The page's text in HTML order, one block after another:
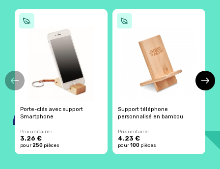
Porte-clés avec support
Smartphone
Prix unitaire :
3.26 €
pour250 pièces
Support téléphone
personnalisé en bambou
Prix unitaire :
4.23 €
pour100 pièces